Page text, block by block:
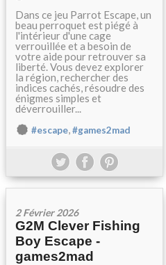
Dans ce jeu Parrot Escape, un
beau perroquet est piégé à
l'intérieur d'une cage
verrouillée et a besoin de
votre aide pour retrouver sa
liberté. Vous devez explorer
la région, rechercher des
indices cachés, résoudre des
énigmes simples et
déverrouiller...
#escape,#games2mad
2 Février 2026
G2M Clever Fishing
Boy Escape -
games2mad